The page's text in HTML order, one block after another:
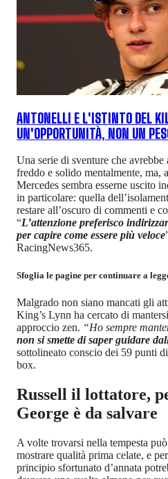
ANTONELLI E L'ISTINTO DEL
UN'OPPORTUNITÀ, NON UN
Una serie di sventure che
freddo e solido mentalmente, ma,
Mercedes sembra esserne uscito
in particolare: quella
restare all’oscuro di commenti e
“L’attenzione preferisco
per capire come essere più veloce
RacingNews365.
Sfoglia le pagine per continuare a
Malgrado non siano mancati gli
King’s Lynn ha cercato di
approccio zen. “Ho sempre
non si smette di saper guidare
sottolineato conscio dei 59 punti
box.
Russell il lottatore,
George è da salvare
A volte trovarsi nella tempesta
mostrare qualità prima celate, e
principio sfortunato d’annata